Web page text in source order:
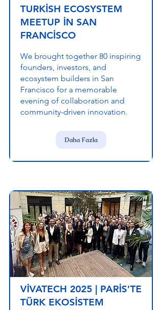
TURKİSH ECOSYSTEM
MEETUP İN SAN
FRANCİSCO
We brought together 80 inspiring
founders, investors, and
ecosystem builders in San
Francisco for a memorable
evening of collaboration and
community-driven innovation.
Daha Fazla
VİVATECH 2025 | PARİS'TE
TÜRK EKOSİSTEM